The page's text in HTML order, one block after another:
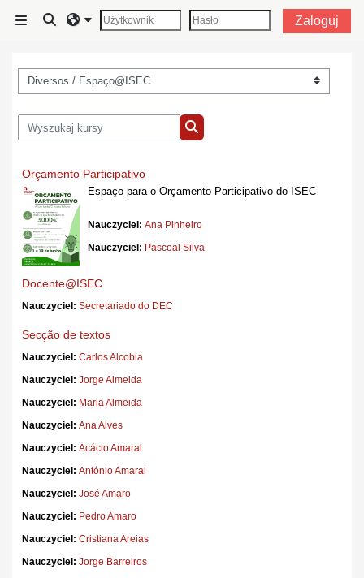
Przełącznik wyszukiwarki Zaloguj
Kategorie kursów
Wyszukaj kursy
Wyszukaj kursy
Orçamento Participativo
Espaço para o Orçamento Participativo do ISEC
Nauczyciel: Ana Pinheiro
Nauczyciel: Pascoal Silva
Docente@ISEC
Nauczyciel:Secretariado do DEC
Secção de textos
Nauczyciel:Carlos Alcobia
Nauczyciel:Jorge Almeida
Nauczyciel: Maria Almeida
Nauczyciel:Ana Alves
Nauczyciel:Acácio Amaral
Nauczyciel:António Amaral
Nauczyciel:José Amaro
Nauczyciel: Pedro Amaro
Nauczyciel:Cristiana Areias
Nauczyciel:Jorge Barreiros